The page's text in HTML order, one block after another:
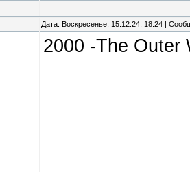
Дата: Воскресенье, 15.12.24, 18:24 |
2000 -The Outer